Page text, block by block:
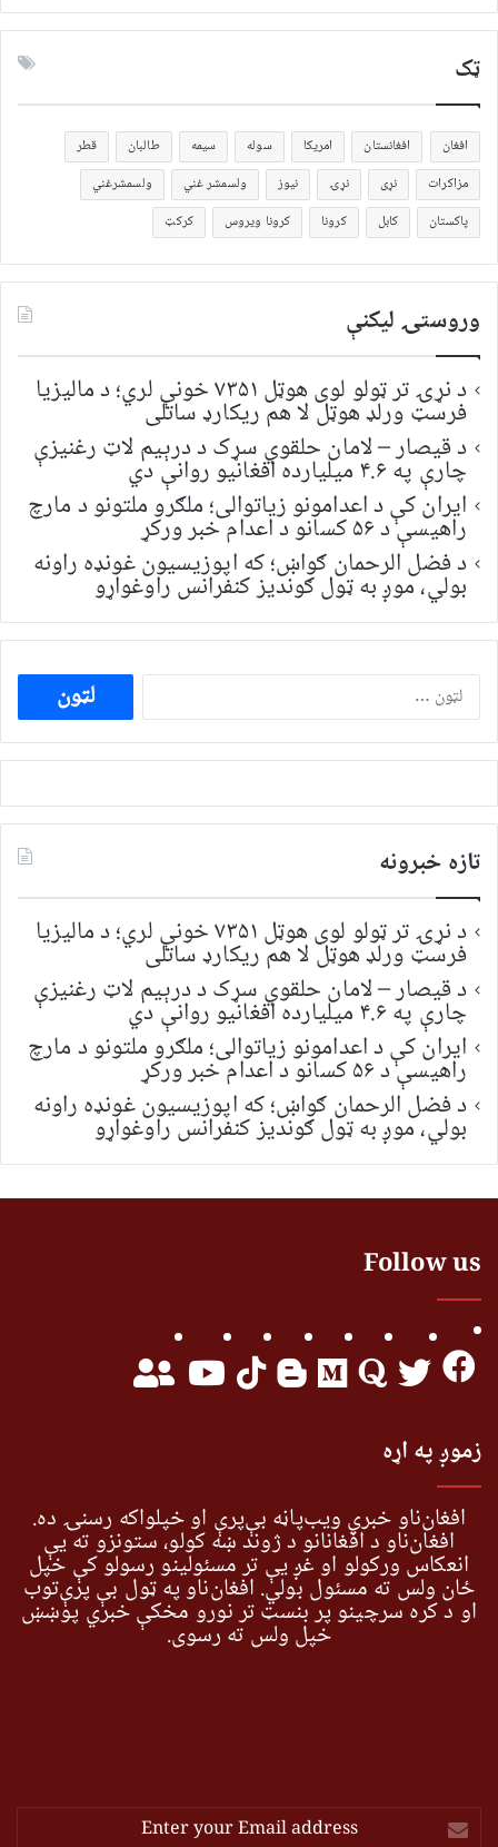
ټک
افغان افغانستان امریکا سوله سیمه طالبان
قطر
مزاکرات
نړی نړۍ نیوز ولسمشر غني
ولسمشرغني
پاکستان
کابل کرونا کرونا ویروس کرکټ
وروستۍ ليکنې
د نړۍ تر ټولو لوی هوټل ۷۳۵۱ خونې لري؛ د مالیزیا
فرسټ ورلډ هوټل لا هم ریکارډ ساتلی
د قیصار – لامان حلقوي سړک د درېیم لاټ رغنیزې
چارې په ۴.۶ میلیارده افغانیو روانې دي
ایران کې د اعدامونو زیاتوالی؛ ملګرو ملتونو د مارچ
راهیسې د ۵۶ کسانو د اعدام خبر ورکړ
د فضل الرحمان ګواښ؛ که اپوزیسیون غونډه راونه
بولي، موږ به ټول ګوندیز کنفرانس راوغواړو
ددی
لپاره
لټون:
تازه خبرونه
د نړۍ تر ټولو لوی هوټل ۷۳۵۱ خونې لري؛ د مالیزیا
فرسټ ورلډ هوټل لا هم ریکارډ ساتلی
د قیصار – لامان حلقوي سړک د درېیم لاټ رغنیزې
چارې په ۴.۶ میلیارده افغانیو روانې دي
ایران کې د اعدامونو زیاتوالی؛ ملګرو ملتونو د مارچ
راهیسې د ۵۶ کسانو د اعدام خبر ورکړ
د فضل الرحمان ګواښ؛ که اپوزیسیون غونډه راونه
بولي، موږ به ټول ګوندیز کنفرانس راوغواړو
Follow us
زموږ په اړه
افغان‌ناو خبري ویب‌پاڼه بې‌پرې او خپلواکه رسنۍ ده.
افغان‌ناو د افغانانو د ژوند ښه کولو، ستونزو ته یې
انعکاس ورکولو او غږ یې تر مسئولینو رسولو کې خپل
ځان ولس ته مسئول بولي. افغان‌ناو په ټول بې پرې‌توب
او د کره سرچینو پر بنسټ تر نورو مخکې خبري پوښښ
خپل ولس ته رسوي.
Enter